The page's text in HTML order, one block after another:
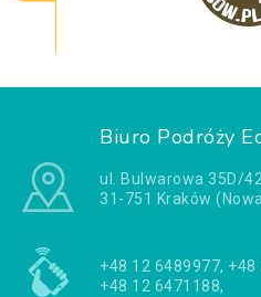
Biuro Podróży
ul. Bulwarowa 35D/
31-751 Kraków
+48 12 6489977, +48
+48 12 6471188,